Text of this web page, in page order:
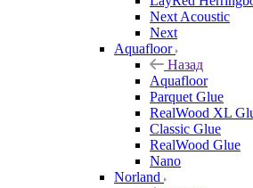
Next Acoustic
Next
Aquafloor
Назад
Aquafloor
Parquet Glue
RealWood XL
Classic Glue
RealWood Glue
Nano
Norland